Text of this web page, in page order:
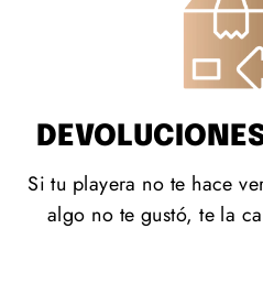
Si tu playera no te hace
algo no te gustó, te la